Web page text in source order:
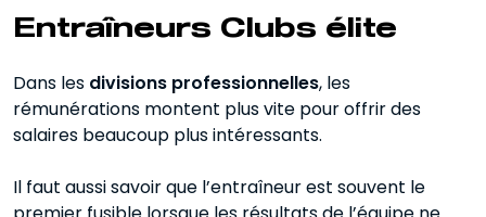
Entraîneurs Clubs élite
Dans les divisions professionnelles, les
rémunérations montent plus vite pour offrir des
salaires beaucoup plus intéressants.
Il faut aussi savoir que l’entraîneur est souvent le